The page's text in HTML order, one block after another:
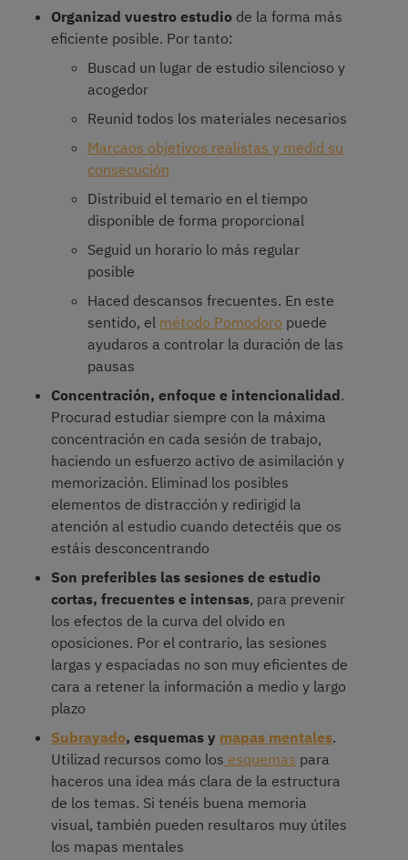
Organizad vuestro estudio de la forma más
eficiente posible. Por tanto:
Buscad un lugar de estudio silencioso y
acogedor
Reunid todos los materiales necesarios
Marcaos objetivos realistas y medid su
consecución
Distribuid el temario en el tiempo
disponible de forma proporcional
Seguid un horario lo más regular
posible
Haced descansos frecuentes. En este
sentido, el método Pomodoro puede
ayudaros a controlar la duración de las
pausas
Concentración, enfoque e intencionalidad.
Procurad estudiar siempre con la máxima
concentración en cada sesión de trabajo,
haciendo un esfuerzo activo de asimilación y
memorización. Eliminad los posibles
elementos de distracción y redirigid la
atención al estudio cuando detectéis que os
estáis desconcentrando
Son preferibles las sesiones de estudio
cortas, frecuentes e intensas, para prevenir
los efectos de la curva del olvido en
oposiciones. Por el contrario, las sesiones
largas y espaciadas no son muy eficientes de
cara a retener la información a medio y largo
plazo
Subrayado, esquemas y mapas mentales.
Utilizad recursos como los esquemas para
haceros una idea más clara de la estructura
de los temas. Si tenéis buena memoria
visual, también pueden resultaros muy útiles
los mapas mentales